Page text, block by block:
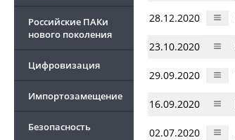
Российские ПАКи
нового поколения
Цифровизация
Импортозамещение
Безопасность
28.12.2020
23.10.2020
29.09.2020
16.09.2020
02.07.2020